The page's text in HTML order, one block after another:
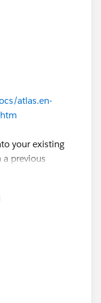
atlas.en-
your existing
previous